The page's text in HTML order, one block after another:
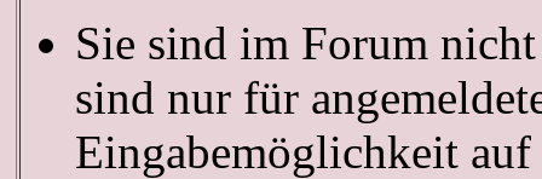
Sie sind im Forum
sind nur für
Eingabemöglichkeit